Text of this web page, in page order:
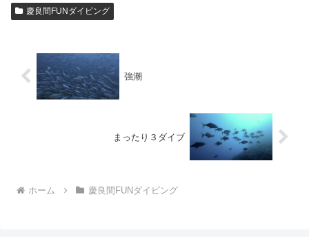
慶良間FUNダイビング
強潮
まったり３ダイブ
ホーム 慶良間FUNダイビング